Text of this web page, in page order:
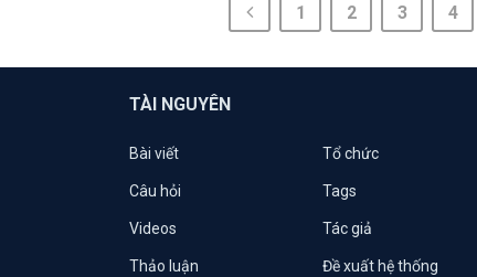
1 2 3 4
TÀI NGUYÊN
Bài viết Tổ chức
Câu hỏi Tags
Videos Tác giả
Thảo luận Đề xuất hệ thống